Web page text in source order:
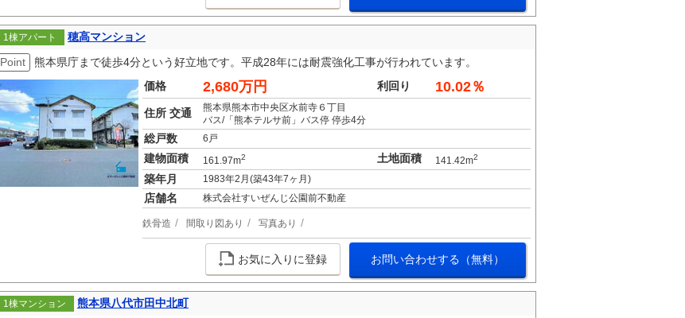
1棟アパート
穂高マンション
Point
熊本県庁まで徒歩4分という好立地です。平成28年には耐震強化工事が行われています。
価格
2,680万円 利回り 10.02％
住所 交通
熊本県熊本市中央区水前寺６丁目
バス/「熊本テルサ前」バス停 停歩4分
総戸数 6戸
建物面積 161.97m2 土地面積 141.42m2
築年月 1983年2月(築43年7ヶ月)
店舗名 株式会社すいぜんじ公園前不動産
鉄骨造 間取り図あり 写真あり
お気に入りに登録 お問い合わせする（無料）
1棟マンション 熊本県八代市田中北町